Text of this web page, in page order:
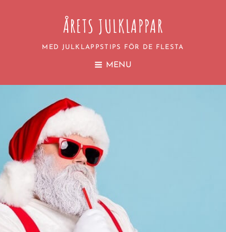
ÅRETS JULKLAPPAR
MED JULKLAPPSTIPS FÖR DE FLESTA
MENU